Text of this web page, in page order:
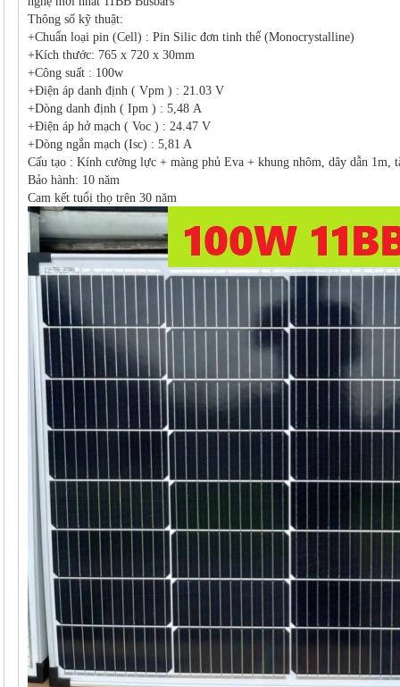
Thông số kỹ thuật:
+Chuẩn loại pin (Cell) : Pin Silic đơn tinh thể (Monocrystalline)
+Kích thước: 765 x 720 x 30mm
+Công suất : 100w
+Điện áp danh định ( Vpm ) : 21.03 V
+Dòng danh định ( Ipm ) : 5,48 A
+Điện áp hở mạch ( Voc ) : 24.47 V
+Dòng ngắn mạch (Isc) : 5,81 A
Cấu tạo : Kính cường lực + màng phủ Eva + khung nhôm, dây dẫn 1m,
Bảo hành: 10 năm
Cam kết tuổi thọ trên 30 năm